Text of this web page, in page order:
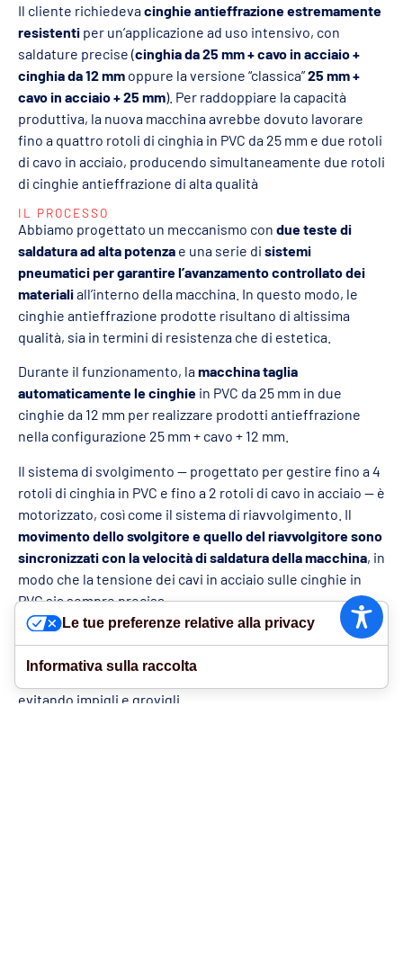
Il cliente richiedevacinghie antieffrazione estremamente
resistenti per un’applicazione ad uso intensivo, con
saldature precise (cinghia da 25 mm + cavo in acciaio +
cinghia da 12 mm oppure la versione “classica”25 mm +
cavo in acciaio + 25 mm). Per raddoppiare la capacità
produttiva, la nuova macchina avrebbe dovuto lavorare
fino a quattro rotoli di cinghia in PVC da 25 mm e due rotoli
di cavo in acciaio, producendo simultaneamente due rotoli
di cinghie antieffrazione di alta qualità
IL PROCESSO
Abbiamo progettato un meccanismo con due teste di
saldatura ad alta potenza e una serie di sistemi
pneumatici per garantire l’avanzamento controllato dei
materialiall’interno della macchina. In questo modo, le
cinghie antieffrazione prodotte risultano di altissima
qualità, sia in termini di resistenza che di estetica.
Durante il funzionamento, lamacchina taglia
automaticamente le cinghie in PVC da 25 mm in due
cinghie da 12 mm per realizzare prodotti antieffrazione
nella configurazione 25 mm + cavo + 12 mm.
Il sistema di svolgimento — progettato per gestire fino a 4
rotoli di cinghia in PVC e fino a 2 rotoli di cavo in acciaio — è
motorizzato, così come il sistema di riavvolgimento. Il
movimento dello svolgitore e quello del riavvolgitore sono
sincronizzati con la velocità di saldatura della macchina, in
modo che la tensione dei cavi in acciaio sulle cinghie in
PVC sia sempre precisa.
Durante tutto il ciclo di lavoro, il sistema si muove
automaticamente da sinistra a destra per garantire un
evitando impigli e grovigli.
Le tue preferenze relative alla privacy
Informativa sulla raccolta